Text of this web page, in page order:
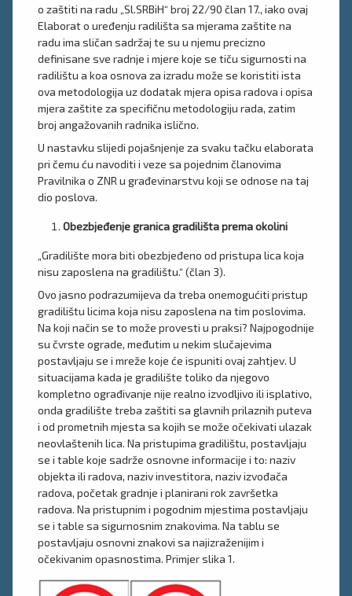
o zaštiti na radu „Sl.SRBiH“ broj 22/90 član 17., iako ovaj
Elaborat o uređenju radilišta sa mjerama zaštite na
radu ima sličan sadržaj te su u njemu precizno
definisane sve radnje i mjere koje se tiču sigurnosti na
radilištu a koa osnova za izradu može se koristiti ista
ova metodologija uz dodatak mjera opisa radova i opisa
mjera zaštite za specifičnu metodologiju rada, zatim
broj angažovanih radnika islično.
U nastavku slijedi pojašnjenje za svaku tačku elaborata
pri čemu ću navoditi i veze sa pojednim članovima
Pravilnika o ZNR u građevinarstvu koji se odnose na taj
dio poslova.
Obezbjeđenje granica gradilišta prema okolini
„Gradilište mora biti obezbjeđeno od pristupa lica koja
nisu zaposlena na gradilištu.“ (član 3).
Ovo jasno podrazumijeva da treba onemogućiti pristup
gradilištu licima koja nisu zaposlena na tim poslovima.
Na koji način se to može provesti u praksi? Najpogodnije
su čvrste ograde, međutim u nekim slučajevima
postavljaju se i mreže koje će ispuniti ovaj zahtjev. U
situacijama kada je gradilište toliko da njegovo
kompletno ograđivanje nije realno izvodljivo ili isplativo,
onda gradilište treba zaštiti sa glavnih prilaznih puteva
i od prometnih mjesta sa kojih se može očekivati ulazak
neovlaštenih lica. Na pristupima gradilištu, postavljaju
se i table koje sadrže osnovne informacije i to: naziv
objekta ili radova, naziv investitora, naziv izvođača
radova, početak gradnje i planirani rok završetka
radova. Na pristupnim i pogodnim mjestima postavljaju
se i table sa sigurnosnim znakovima. Na tablu se
postavljaju osnovni znakovi sa najizraženijim i
očekivanim opasnostima. Primjer slika 1.